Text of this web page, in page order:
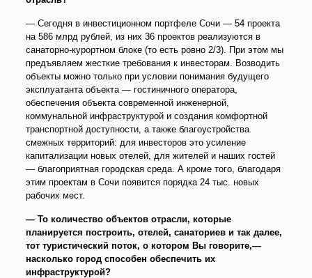
— Сегодня в инвестиционном портфеле Сочи — 54 проекта
на 586 млрд рублей, из них 36 проектов реализуются в
санаторно-курортном блоке (то есть ровно 2/3). При этом мы
предъявляем жесткие требования к инвесторам. Возводить
объекты можно только при условии понимания будущего
эксплуатанта объекта — гостиничного оператора,
обеспечения объекта современной инженерной,
коммунальной инфраструктурой и создания комфортной
транспортной доступности, а также благоустройства
смежных территорий: для инвесторов это усиление
капитализации новых отелей, для жителей и наших гостей
— благоприятная городская среда. А кроме того, благодаря
этим проектам в Сочи появится порядка 24 тыс. новых
рабочих мест.
— То количество объектов отрасли, которые
планируется построить, отелей, санаториев и так далее,
тот туристический поток, о котором Вы говорите,—
насколько город способен обеспечить их
инфраструктурой?